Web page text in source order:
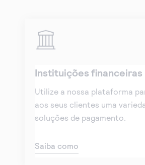
Instituições financeiras
Utilize a nossa plataforma
aos seus clientes uma
soluções de pagamento.
Saiba como